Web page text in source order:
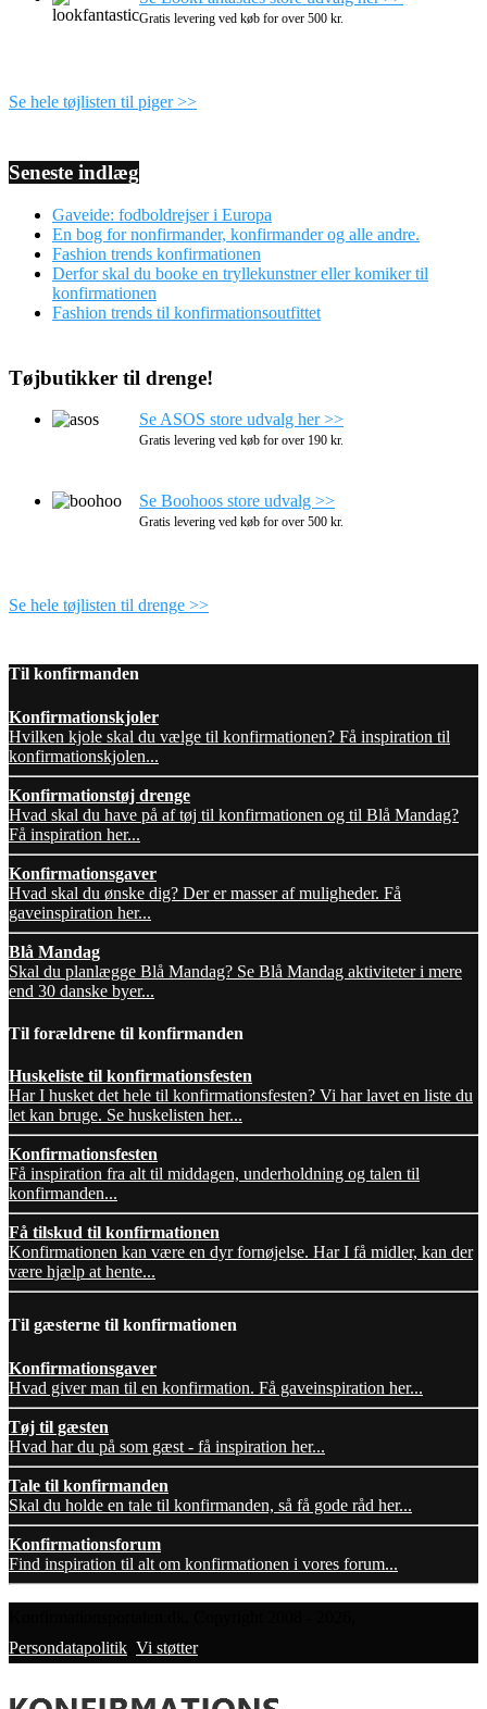
Gratis levering ved køb for over 500 kr.
Se hele tøjlisten til piger >>
Seneste indlæg
Gaveide: fodboldrejser i Europa
En bog for nonfirmander, konfirmander og alle andre.
Fashion trends konfirmationen
Derfor skal du booke en tryllekunstner eller komiker til
konfirmationen
Fashion trends til konfirmationsoutfittet
Tøjbutikker til drenge!
Se ASOS store udvalg her >>
Gratis levering ved køb for over 190 kr.
Se Boohoos store udvalg >>
Gratis levering ved køb for over 500 kr.
Se hele tøjlisten til drenge >>
Til konfirmanden
Konfirmationskjoler
Hvilken kjole skal du vælge til konfirmationen? Få inspiration til
konfirmationskjolen...
Konfirmationstøj drenge
Hvad skal du have på af tøj til konfirmationen og til Blå Mandag?
Få inspiration her...
Konfirmationsgaver
Hvad skal du ønske dig? Der er masser af muligheder. Få
gaveinspiration her...
Blå Mandag
Skal du planlægge Blå Mandag? Se Blå Mandag aktiviteter i mere
end 30 danske byer...
Til forældrene til konfirmanden
Huskeliste til konfirmationsfesten
Har I husket det hele til konfirmationsfesten? Vi har lavet en liste du
let kan bruge. Se huskelisten her...
Konfirmationsfesten
Få inspiration fra alt til middagen, underholdning og talen til
konfirmanden...
Få tilskud til konfirmationen
Konfirmationen kan være en dyr fornøjelse. Har I få midler, kan der
være hjælp at hente...
Til gæsterne til konfirmationen
Konfirmationsgaver
Hvad giver man til en konfirmation. Få gaveinspiration her...
Tøj til gæsten
Hvad har du på som gæst - få inspiration her...
Tale til konfirmanden
Skal du holde en tale til konfirmanden, så få gode råd her...
Konfirmationsforum
Find inspiration til alt om konfirmationen i vores forum...
Persondatapolitik Vi støtter